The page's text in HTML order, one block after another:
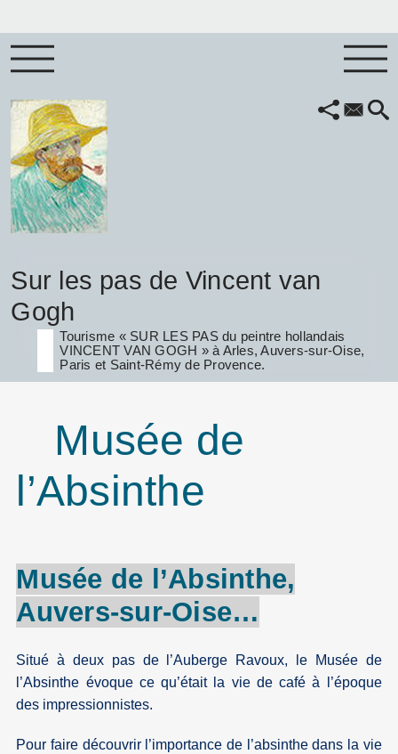
Sur les pas de Vincent van
Gogh
Tourisme « SUR LES PAS du peintre hollandais
VINCENT VAN GOGH » à Arles, Auvers-sur-Oise,
Paris et Saint-Rémy de Provence.
Musée de
l’Absinthe
Musée de l’Absinthe,
Auvers-sur-Oise…
Situé à deux pas de l’Auberge Ravoux, le Musée de
l’Absinthe évoque ce qu’était la vie de café à l’époque
des impressionnistes.
Pour faire découvrir l’importance de l’absinthe dans la vie